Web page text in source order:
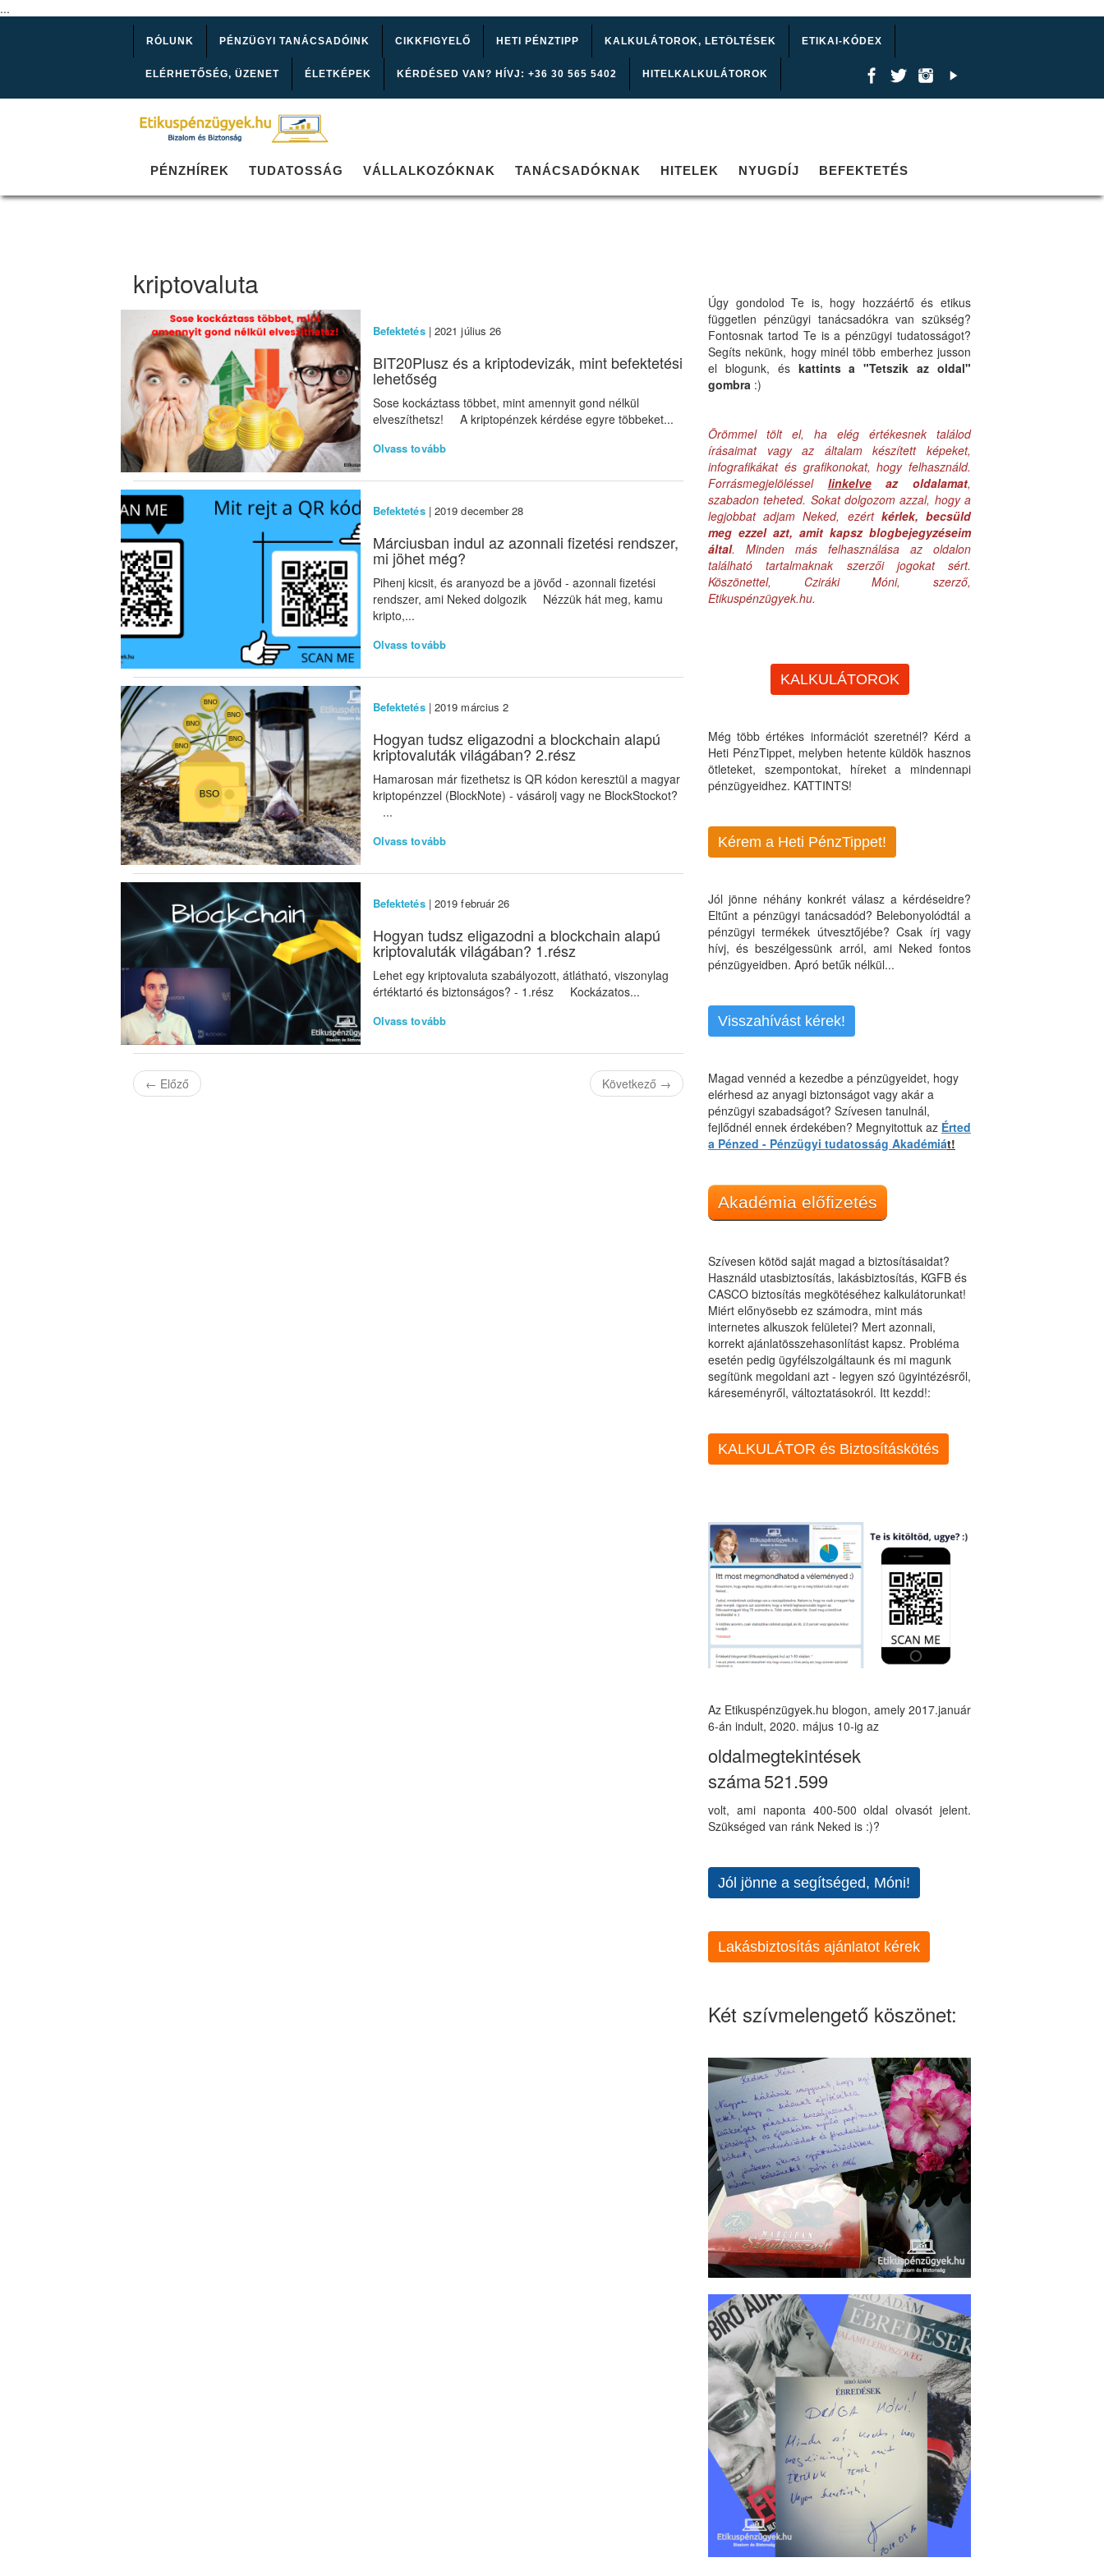
...
RÓLUNK PÉNZÜGYI TANÁCSADÓINK CIKKFIGYELŐ HETI PÉNZTIPP KALKULÁTOROK, LETÖLTÉSEK ETIKAI-KÓDEX
ELÉRHETŐSÉG, ÜZENET ÉLETKÉPEK KÉRDÉSED VAN? HÍVJ: +36 30 565 5402 HITELKALKULÁTOROK
PÉNZHÍREK TUDATOSSÁG VÁLLALKOZÓKNAK TANÁCSADÓKNAK HITELEK NYUGDÍJ BEFEKTETÉS
kriptovaluta
Befektetés| 2021 július 26
BIT20Plusz és a kriptodevizák, mint befektetési
lehetőség
Sose kockáztass többet, mint amennyit gond nélkül
elveszíthetsz! A kriptopénzek kérdése egyre többeket...
Olvass tovább
Befektetés| 2019 december 28
Márciusban indul az azonnali fizetési rendszer,
mi jöhet még?
Pihenj kicsit, és aranyozd be a jövőd - azonnali fizetési
rendszer, ami Neked dolgozik Nézzük hát meg, kamu
kripto,...
Olvass tovább
Befektetés| 2019 március 2
Hogyan tudsz eligazodni a blockchain alapú
kriptovaluták világában? 2.rész
Hamarosan már fizethetsz is QR kódon keresztül a magyar
kriptopénzzel (BlockNote) - vásárolj vagy ne BlockStockot?
...
Olvass tovább
Befektetés| 2019 február 26
Hogyan tudsz eligazodni a blockchain alapú
kriptovaluták világában? 1.rész
Lehet egy kriptovaluta szabályozott, átlátható, viszonylag
értéktartó és biztonságos? - 1.rész Kockázatos...
Olvass tovább
← Előző Következő →
Úgy gondolod Te is, hogy hozzáértő és etikus
független pénzügyi tanácsadókra van szükség?
Fontosnak tartod Te is a pénzügyi tudatosságot?
Segíts nekünk, hogy minél több emberhez jusson
el blogunk, és kattints a "Tetszik az oldal"
gombra :)
Örömmel tölt el, ha elég értékesnek találod
írásaimat vagy az általam készített képeket,
infografikákat és grafikonokat, hogy felhasználd.
Forrásmegjelöléssel linkelveaz oldalamat,
szabadon teheted. Sokat dolgozom azzal, hogy a
legjobbat adjam Neked, ezért kérlek, becsüld
meg ezzel azt, amit kapsz blogbejegyzéseim
által. Minden más felhasználása az oldalon
található tartalmaknak szerzői jogokat sért.
Köszönettel, Cziráki Móni, szerző,
Etikuspénzügyek.hu.
KALKULÁTOROK
Még több értékes információt szeretnél? Kérd a
Heti PénzTippet, melyben hetente küldök hasznos
ötleteket, szempontokat, híreket a mindennapi
pénzügyeidhez. KATTINTS!
Kérem a Heti PénzTippet!
Jól jönne néhány konkrét válasz a kérdéseidre?
Eltűnt a pénzügyi tanácsadód? Belebonyolódtál a
pénzügyi termékek útvesztőjébe? Csak írj vagy
hívj, és beszélgessünk arról, ami Neked fontos
pénzügyeidben. Apró betűk nélkül...
Visszahívást kérek!
Magad vennéd a kezedbe a pénzügyeidet, hogy
elérhesd az anyagi biztonságot vagy akár a
pénzügyi szabadságot? Szívesen tanulnál,
fejlődnél ennek érdekében? Megnyitottuk az Érted
a Pénzed - Pénzügyi tudatosság Akadémiát!
Akadémia előfizetés
Szívesen kötöd saját magad a biztosításaidat?
Használd utasbiztosítás, lakásbiztosítás, KGFB és
CASCO biztosítás megkötéséhez kalkulátorunkat!
Miért előnyösebb ez számodra, mint más
internetes alkuszok felületei? Mert azonnali,
korrekt ajánlatösszehasonlítást kapsz. Probléma
esetén pedig ügyfélszolgáltaunk és mi magunk
segítünk megoldani azt - legyen szó ügyintézésről,
káreseményről, változtatásokról. Itt kezdd!:
KALKULÁTOR és Biztosításkötés
Az Etikuspénzügyek.hu blogon, amely 2017.január
6-án indult, 2020. május 10-ig az
oldalmegtekintések
száma521.599
volt, ami naponta 400-500 oldal olvasót jelent.
Szükséged van ránk Neked is :)?
Jól jönne a segítséged, Móni!
Lakásbiztosítás ajánlatot kérek
Két szívmelengető köszönet: